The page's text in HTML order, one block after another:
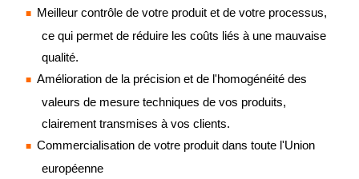
Meilleur contrôle de votre produit et de votre processus,
ce qui permet de réduire les coûts liés à une mauvaise
qualité.
Amélioration de la précision et de l'homogénéité des
valeurs de mesure techniques de vos produits,
clairement transmises à vos clients.
Commercialisation de votre produit dans toute l'Union
européenne